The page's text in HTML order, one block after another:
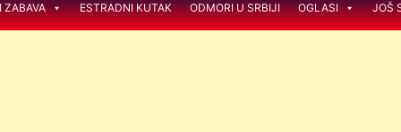
ZABAVA ESTRADNI KUTAK ODMORI U SRBIJI OGLASI JOŠ